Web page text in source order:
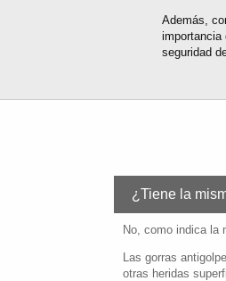
Además,
importancia
seguridad
¿Tiene la
No, como indica la
Las gorras
otras heridas